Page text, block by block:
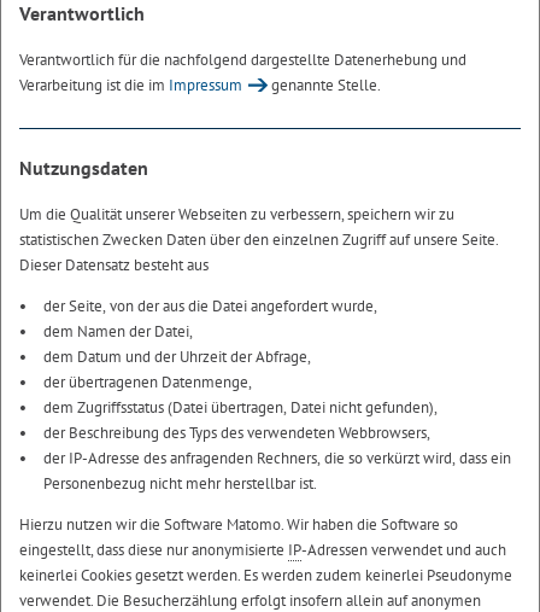
Verantwortlich
Verantwortlich für die nachfolgend dargestellte Datenerhebung und
Verarbeitung ist die im Impressum genannte Stelle.
Nutzungsdaten
Um die Qualität unserer Webseiten zu verbessern, speichern wir zu
statistischen Zwecken Daten über den einzelnen Zugriff auf unsere Seite.
Dieser Datensatz besteht aus
der Seite, von der aus die Datei angefordert wurde,
dem Namen der Datei,
dem Datum und der Uhrzeit der Abfrage,
der übertragenen Datenmenge,
dem Zugriffsstatus (Datei übertragen, Datei nicht gefunden),
der Beschreibung des Typs des verwendeten Webbrowsers,
der IP-Adresse des anfragenden Rechners, die so verkürzt wird, dass ein
Personenbezug nicht mehr herstellbar ist.
Hierzu nutzen wir die Software Matomo. Wir haben die Software so
eingestellt, dass diese nur anonymisierte IP-Adressen verwendet und auch
keinerlei Cookies gesetzt werden. Es werden zudem keinerlei Pseudonyme
verwendet. Die Besucherzählung erfolgt insofern allein auf anonymen